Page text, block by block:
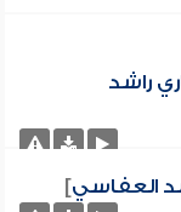
راشد
العفاسي]